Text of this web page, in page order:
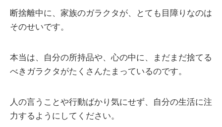
断捨離中に、家族のガラクタが、とても目障りなのは
そのせいです。
本当は、自分の所持品や、心の中に、まだまだ捨てる
べきガラクタがたくさんたまっているのです。
人の言うことや行動ばかり気にせず、自分の生活に注
力するようにしてください。